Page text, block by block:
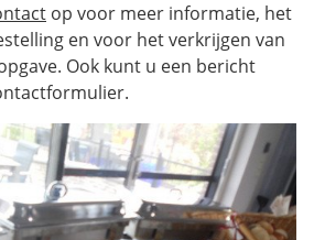
op voor meer informatie, het
en voor het verkrijgen van
Ook kunt u een bericht